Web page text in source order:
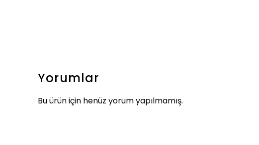
Yorumlar
Bu ürün için henüz yorum yapılmamış.